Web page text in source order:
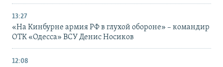
13:27
«На Кинбурне армия РФ в глухой обороне» – командир
ОТК «Одесса» ВСУ Денис Носиков
12:08